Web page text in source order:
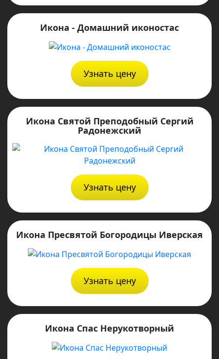
Икона - Домашний иконостас
Узнать цену
Икона Святой Преподобный Сергий
Радонежский
Узнать цену
Икона Пресвятой Богородицы Иверская
Узнать цену
Икона Спас Нерукотворный